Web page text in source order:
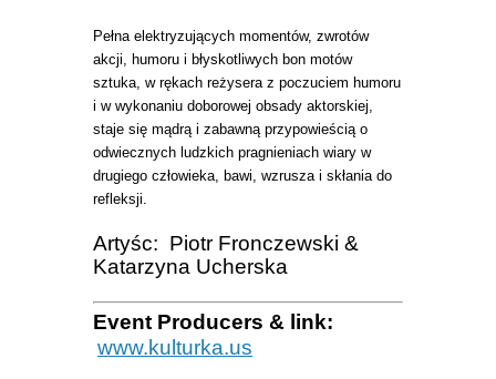
Pełna elektryzujących momentów, zwrotów
akcji, humoru i błyskotliwych bon motów
sztuka, w rękach reżysera z poczuciem humoru
i w wykonaniu doborowej obsady aktorskiej,
staje się mądrą i zabawną przypowieścią o
odwiecznych ludzkich pragnieniach wiary w
drugiego człowieka, bawi, wzrusza i skłania do
refleksji.
Artyśc: Piotr Fronczewski &
Katarzyna Ucherska
Event Producers & link:
www.kulturka.us